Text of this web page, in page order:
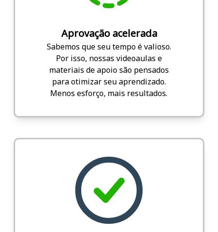
Aprovação acelerada
Sabemos que seu tempo é valioso.
Por isso, nossas videoaulas e
materiais de apoio são pensados
para otimizar seu aprendizado.
Menos esforço, mais resultados.